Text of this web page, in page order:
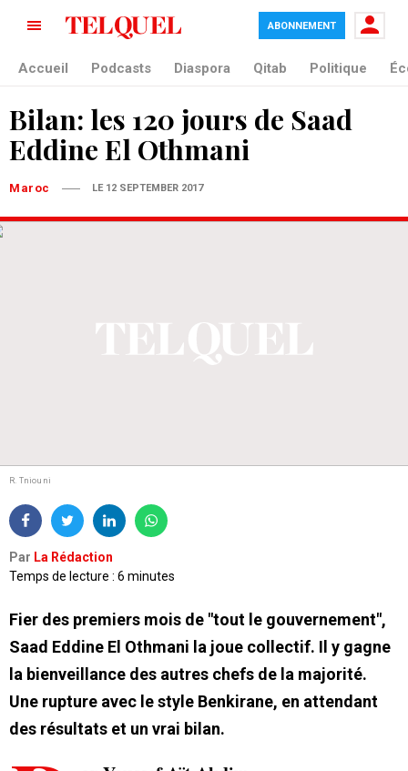
ABONNEMENT
Accueil Podcasts Diaspora Qitab Politique
Bilan: les 120 jours de Saad
Eddine El Othmani
Maroc LE 12 SEPTEMBER 2017
R. Tniouni
Par La Rédaction
Temps de lecture : 6 minutes
Fier des premiers mois de "tout le gouvernement",
Saad Eddine El Othmani la joue collectif. Il y gagne
la bienveillance des autres chefs de la majorité.
Une rupture avec le style Benkirane, en attendant
des résultats et un vrai bilan.